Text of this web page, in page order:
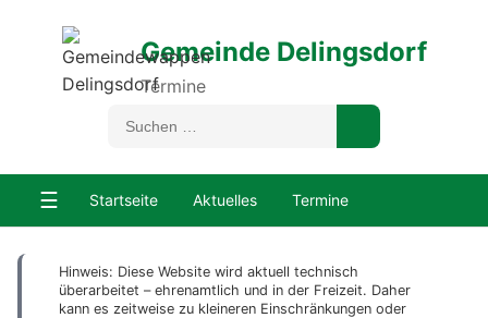
Gemeinde Delingsdorf
Termine
☰ Startseite Aktuelles Termine
Hinweis: Diese Website wird aktuell technisch
überarbeitet – ehrenamtlich und in der Freizeit. Daher
kann es zeitweise zu kleineren Einschränkungen oder